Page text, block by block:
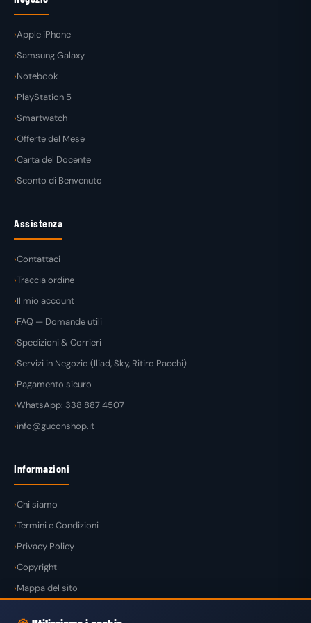
Apple iPhone
Samsung Galaxy
Notebook
PlayStation 5
Smartwatch
Offerte del Mese
Carta del Docente
Sconto di Benvenuto
Assistenza
Contattaci
Traccia ordine
Il mio account
FAQ — Domande utili
Spedizioni & Corrieri
Servizi in Negozio (Iliad, Sky, Ritiro Pacchi)
Pagamento sicuro
WhatsApp: 338 887 4507
info@guconshop.it
Informazioni
Chi siamo
Termini e Condizioni
Privacy Policy
Copyright
Mappa del sito